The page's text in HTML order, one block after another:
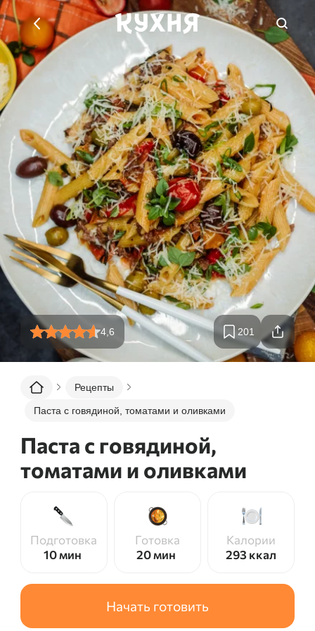
4,6 201
Рецепты
Паста с говядиной, томатами и оливками
Паста с говядиной,
томатами и оливками
Подготовка
10 мин
Готовка
20 мин
Калории
293 ккал
Начать готовить